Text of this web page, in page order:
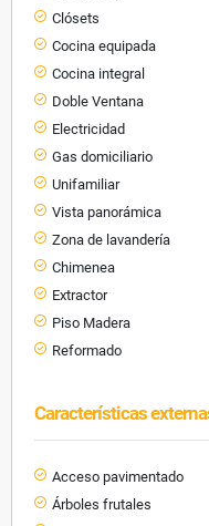
Clósets
Cocina equipada
Cocina integral
Doble Ventana
Electricidad
Gas domiciliario
Unifamiliar
Vista panorámica
Zona de lavandería
Chimenea
Extractor
Piso Madera
Reformado
Características
Acceso pavimentado
Árboles frutales